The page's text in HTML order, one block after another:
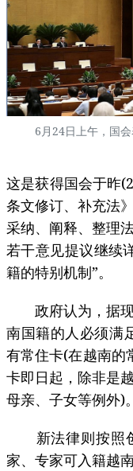
6月24日上午，国
这是获得国会于昨
条文修订、补充法
采纳、阐释、整理
若干意见提议继续
籍的特别机制”。
政府认为，据现
南国籍的人必须满
有常住卡(在越南的
卡即日起，除非是
母亲、子女等例外)。
新法律则按照创
家、专家可入籍越